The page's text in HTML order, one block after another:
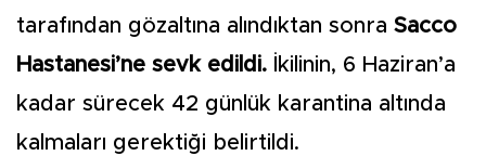
tarafından gözaltına alındıktan sonra Sacco
Hastanesi’ne sevk edildi.
İkilinin, 6 Haziran’a
kadar sürecek 42 günlük karantina altında
kalmaları gerektiği belirtildi.